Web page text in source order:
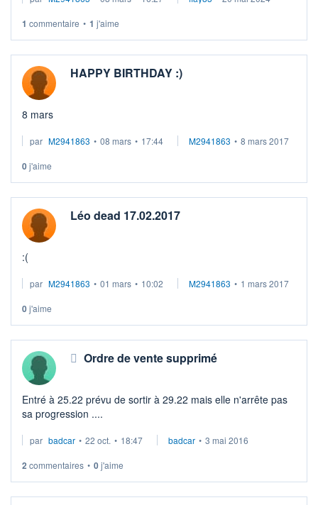
1 commentaire • 1 j'aime
HAPPY BIRTHDAY :)
8 mars
par M2941863 • 08 mars • 17:44 M2941863 • 8 mars 2017
0j'aime
Léo dead 17.02.2017
:(
par M2941863 • 01 mars • 10:02 M2941863 • 1 mars 2017
0j'aime
Ordre de vente supprimé
Entré à 25.22 prévu de sortir à 29.22 mais elle n'arrête pas
sa progression ....
par badcar • 22 oct. • 18:47 badcar • 3 mai 2016
2 commentaires • 0j'aime